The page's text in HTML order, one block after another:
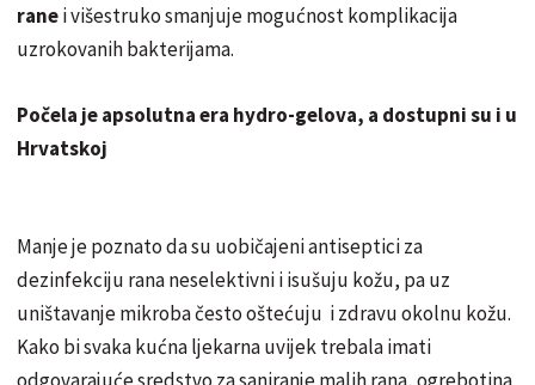
ranei višestruko smanjuje mogućnost komplikacija
uzrokovanih bakterijama.
Počela je apsolutna era hydro-gelova, a dostupni su i u
Hrvatskoj
Manje je poznato da su uobičajeni antiseptici za
dezinfekciju rana neselektivni i isušuju kožu, pa uz
uništavanje mikroba često oštećuju i zdravu okolnu kožu.
Kako bi svaka kućna ljekarna uvijek trebala imati